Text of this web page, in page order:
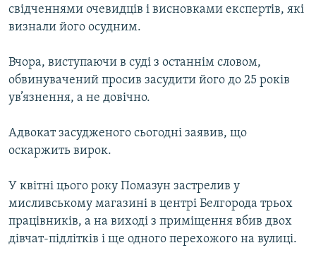
свідченнями очевидців і висновками експертів, які
визнали його осудним.
Вчора, виступаючи в суді з останнім словом,
обвинувачений просив засудити його до 25 років
ув’язнення, а не довічно.
Адвокат засудженого сьогодні заявив, що
оскаржить вирок.
У квітні цього року Помазун застрелив у
мисливському магазині в центрі Белгорода трьох
працівників, а на виході з приміщення вбив двох
дівчат-підлітків і ще одного перехожого на вулиці.